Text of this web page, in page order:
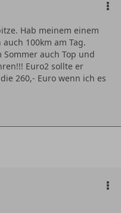
Hab meinem einem
100km am Tag.
Sommer auch Top und
Euro2 sollte er
260,- Euro wenn ich es